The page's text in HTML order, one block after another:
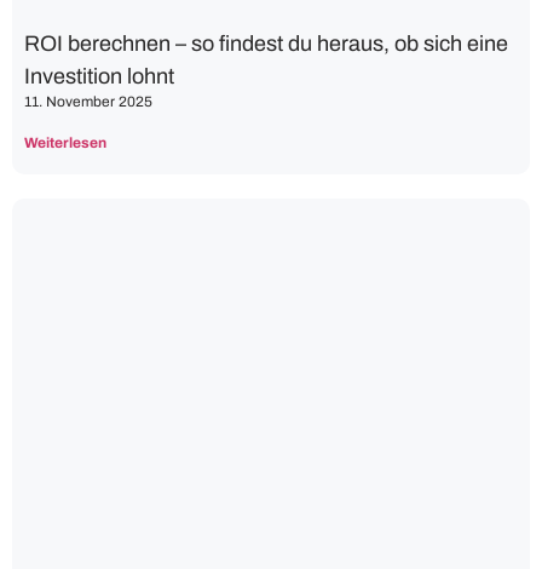
ROI berechnen – so findest du heraus, ob sich eine
Investition lohnt
11. November 2025
Weiterlesen